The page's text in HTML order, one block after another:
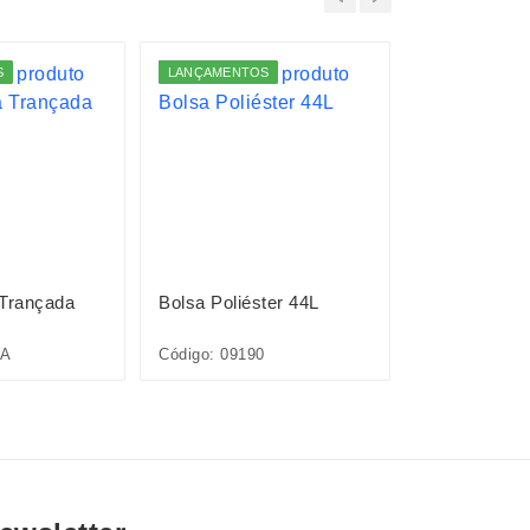
LANÇAMENTOS
Bolsa Poliéster 44L
Código: 09190